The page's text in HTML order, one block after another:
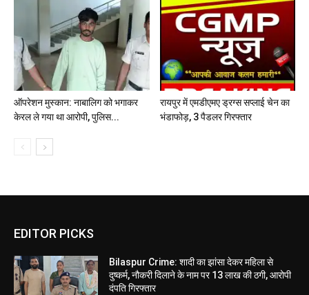
ऑपरेशन मुस्कान: नाबालिग को भगाकर
केरल ले गया था आरोपी, पुलिस...
रायपुर में एमडीएमए ड्रग्स सप्लाई चेन का
भंडाफोड़, 3 पैडलर गिरफ्तार
EDITOR PICKS
Bilaspur Crime: शादी का झांसा देकर महिला से
दुष्कर्म, नौकरी दिलाने के नाम पर 13 लाख की ठगी, आरोपी
दंपति गिरफ्तार